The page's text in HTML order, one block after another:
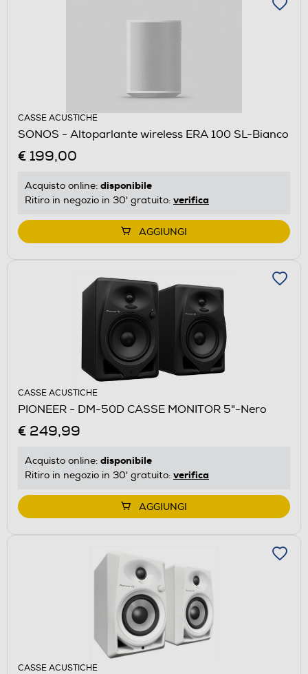
CASSE ACUSTICHE
SONOS - Altoparlante wireless ERA 100 SL-Bianco
€ 199,00
Acquisto online: disponibile
Ritiro in negozio in 30' gratuito: verifica
AGGIUNGI
CASSE ACUSTICHE
PIONEER - DM-50D CASSE MONITOR 5"-Nero
€ 249,99
Acquisto online: disponibile
Ritiro in negozio in 30' gratuito: verifica
AGGIUNGI
CASSE ACUSTICHE